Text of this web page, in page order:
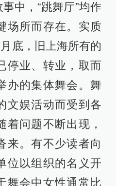
中，“跳舞厅”均作
场所而存在。实质
底，旧上海所有的
停业、转业，取而
办的集体舞会。舞
文娱活动而受到各
着问题不断出现，
来。有不少读者向
位以组织的名义开
舞会中女性通常比